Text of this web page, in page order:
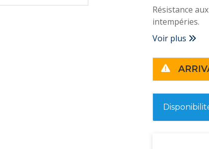
Résistance
intempéries.
Voir plus